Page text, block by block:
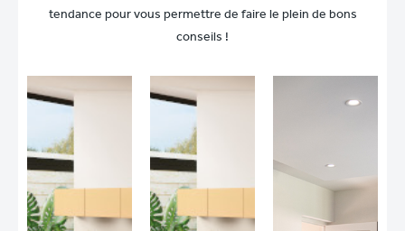
tendance pour vous permettre de faire le plein de bons
conseils !